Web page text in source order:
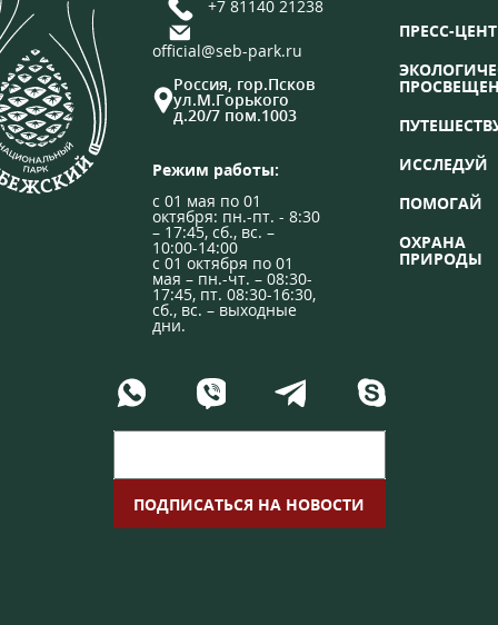
+7 81140 21238
official@seb-park.ru
Россия, гор.Псков
ул.М.Горького
д.20/7 пом.1003
Режим работы:
с 01 мая по 01
октября: пн.-пт. - 8:30
– 17:45, сб., вс. –
10:00-14:00
с 01 октября по 01
мая – пн.-чт. – 08:30-
17:45, пт. 08:30-16:30,
сб., вс. – выходные
дни.
ПРЕСС-
ИССЛЕДУЙ
ПОМОГАЙ
ОХРАНА
ПРИРОДЫ